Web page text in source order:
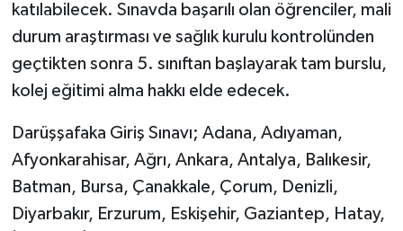
katılabilecek. Sınavda başarılı olan öğrenciler, mali
durum araştırması ve sağlık kurulu kontrolünden
geçtikten sonra 5. sınıftan başlayarak tam burslu,
kolej eğitimi alma hakkı elde edecek.
Darüşşafaka Giriş Sınavı; Adana, Adıyaman,
Afyonkarahisar, Ağrı, Ankara, Antalya, Balıkesir,
Batman, Bursa, Çanakkale, Çorum, Denizli,
Diyarbakır, Erzurum, Eskişehir, Gaziantep, Hatay,